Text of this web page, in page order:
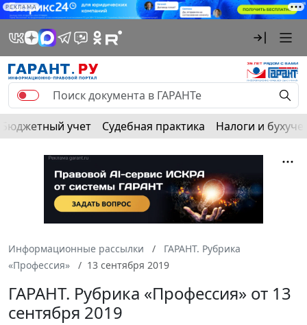
РЕКЛАМА
Бюджетный учет Судебная практика Налоги и
Информационные рассылки
ГАРАНТ. Рубрика
«Профессия»
13 сентября 2019
ГАРАНТ. Рубрика «Профессия» от 13
сентября 2019